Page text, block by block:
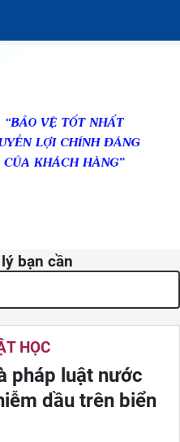
bạn cần
HỌC
pháp luật nước
dầu trên biển